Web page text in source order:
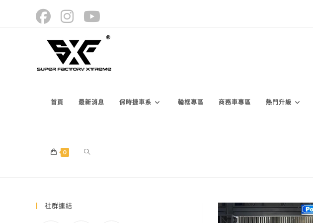
首頁 最新消息 保時捷車系 輪框專區 商務車專區 熱門升級
0 TOGGLE
社群連結